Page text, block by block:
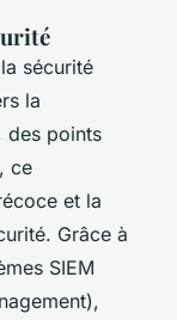
sécurité
la
des points
ce
et la
Grâce à
SIEM